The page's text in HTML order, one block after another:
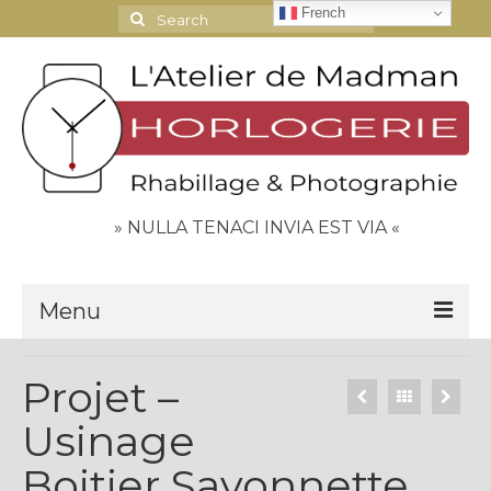
Search
for:
» NULLA TENACI INVIA EST VIA «
Menu
Contact
Espace Clients
Projet –
Usinage
French